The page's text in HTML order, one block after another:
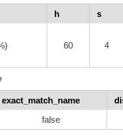
h s
60 4
exact_match_name
false